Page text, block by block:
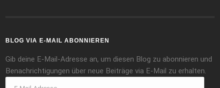
BLOG VIA E-MAIL ABONNIEREN
Gib deine E-Mail-Adresse an, um diesen Blog zu abonnieren und
Benachrichtigungen über neue Beiträge via E-Mail zu erhalten.